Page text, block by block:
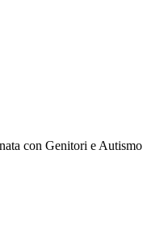
con Genitori e Autismo